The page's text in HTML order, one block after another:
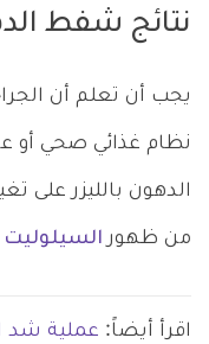
نتائج شفط
يجب أن تعلم أن
نظام غذائي صحي أو
الدهون بالليزر على
من ظهورالسيلوليت
اقرأ أيضاً: عملية شد